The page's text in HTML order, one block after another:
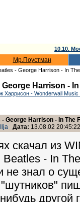
10.10.
Мр.Поустман
- George Harrison - In
George Harrison -
Харрисон - Wonderwall Music
- George Harrison - In The
Ilja Дата: 13.08.02 20:45:22
скачал из
Beatles - In
не знал о